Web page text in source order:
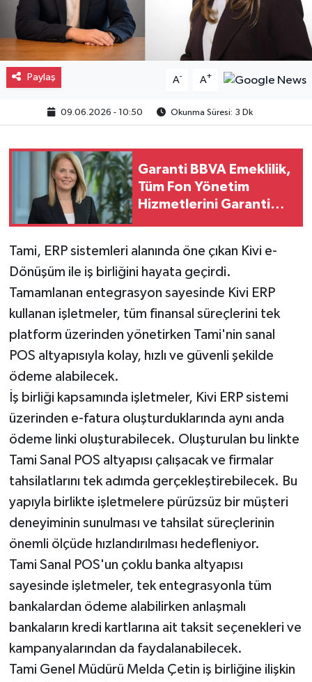
Paylaş A- A+
09.06.2026 - 10:50 Okunma Süresi: 3 Dk
Garanti BBVA Emeklilik,
Tüm Fon Yönetim
Hizmetlerini Garanti
Tami, ERP sistemleri alanında öne çıkan Kivi e-
Dönüşüm ile iş birliğini hayata geçirdi.
Tamamlanan entegrasyon sayesinde Kivi ERP
kullanan işletmeler, tüm finansal süreçlerini tek
platform üzerinden yönetirken Tami'nin sanal
POS altyapısıyla kolay, hızlı ve güvenli şekilde
ödeme alabilecek.
İş birliği kapsamında işletmeler, Kivi ERP sistemi
üzerinden e-fatura oluşturduklarında aynı anda
ödeme linki oluşturabilecek. Oluşturulan bu linkte
Tami Sanal POS altyapısı çalışacak ve firmalar
tahsilatlarını tek adımda gerçekleştirebilecek. Bu
yapıyla birlikte işletmelere pürüzsüz bir müşteri
deneyiminin sunulması ve tahsilat süreçlerinin
önemli ölçüde hızlandırılması hedefleniyor.
Tami Sanal POS'un çoklu banka altyapısı
sayesinde işletmeler, tek entegrasyonla tüm
bankalardan ödeme alabilirken anlaşmalı
bankaların kredi kartlarına ait taksit seçenekleri ve
kampanyalarından da faydalanabilecek.
Tami Genel Müdürü Melda Çetin iş birliğine ilişkin
Eğitim